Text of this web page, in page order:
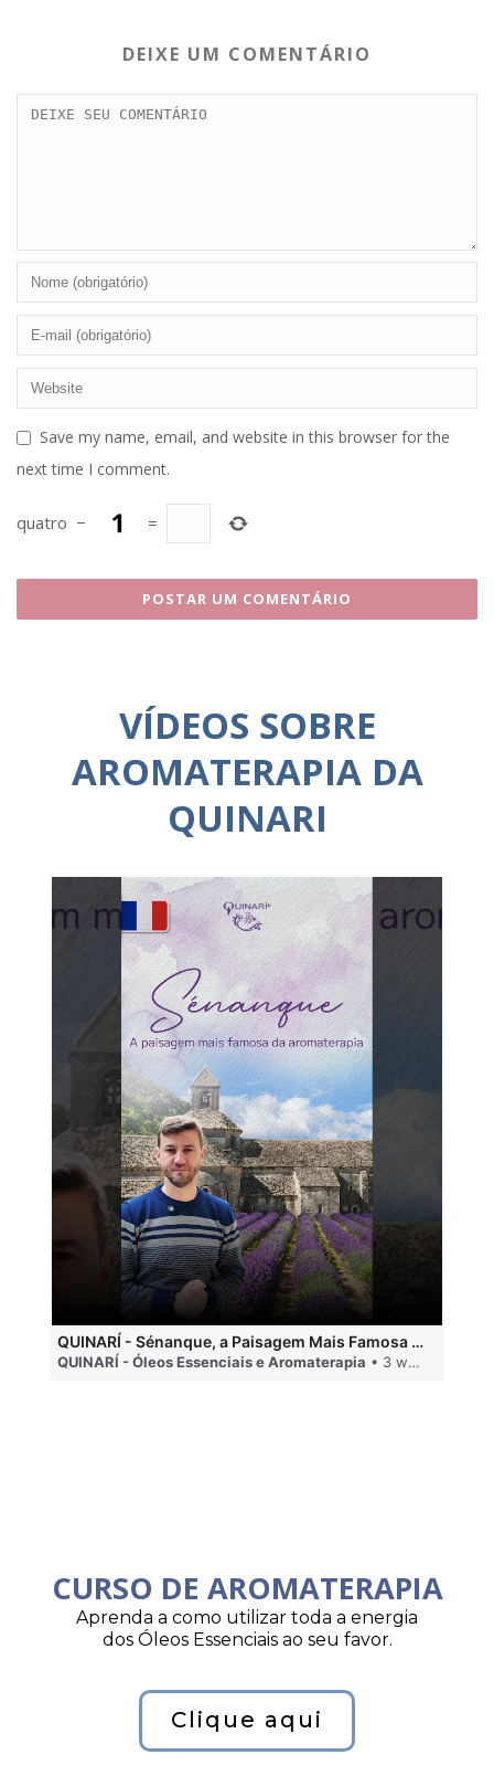
DEIXE UM COMENTÁRIO
Save my name, email, and website in this browser for the
next time I comment.
quatro − =
VÍDEOS SOBRE
AROMATERAPIA DA
QUINARI
QUINARÍ - Sénanque, a Paisagem Mais Famosa da Aromaterapia
QUINARÍ - Óleos Essenciais e Aromaterapia • 3 weeks ago
CURSO DE AROMATERAPIA
Aprenda a como utilizar toda a energia
dos Óleos Essenciais ao seu favor.
Clique aqui